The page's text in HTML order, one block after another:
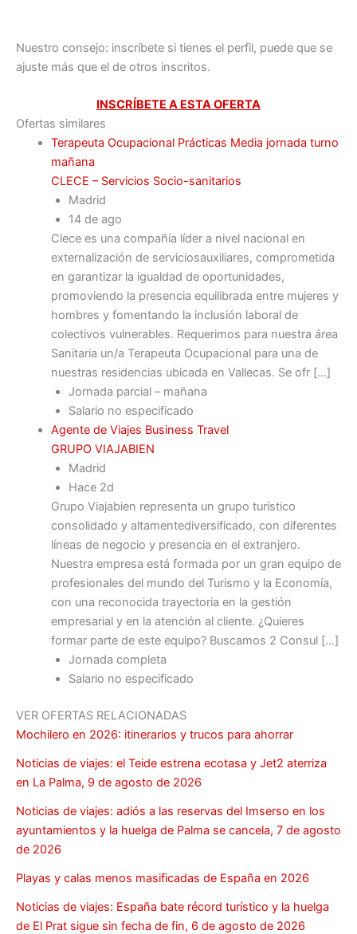
Nuestro consejo: inscríbete si tienes el perfil, puede que se
ajuste más que el de otros inscritos.
INSCRÍBETE A ESTA OFERTA
Ofertas similares
Terapeuta Ocupacional Prácticas Media jornada turno
mañana
CLECE – Servicios Socio-sanitarios
Madrid
14 de ago
Clece es una compañía líder a nivel nacional en
externalización de serviciosauxiliares, comprometida
en garantizar la igualdad de oportunidades,
promoviendo la presencia equilibrada entre mujeres y
hombres y fomentando la inclusión laboral de
colectivos vulnerables. Requerimos para nuestra área
Sanitaria un/a Terapeuta Ocupacional para una de
nuestras residencias ubicada en Vallecas. Se ofr […]
Jornada parcial – mañana
Salario no especificado
Agente de Viajes Business Travel
GRUPO VIAJABIEN
Madrid
Hace 2d
Grupo Viajabien representa un grupo turístico
consolidado y altamentediversificado, con diferentes
líneas de negocio y presencia en el extranjero.
Nuestra empresa está formada por un gran equipo de
profesionales del mundo del Turismo y la Economía,
con una reconocida trayectoria en la gestión
empresarial y en la atención al cliente. ¿Quieres
formar parte de este equipo? Buscamos 2 Consul […]
Jornada completa
Salario no especificado
VER OFERTAS RELACIONADAS
Mochilero en 2026: itinerarios y trucos para ahorrar
Noticias de viajes: el Teide estrena ecotasa y Jet2 aterriza
en La Palma, 9 de agosto de 2026
Noticias de viajes: adiós a las reservas del Imserso en los
ayuntamientos y la huelga de Palma se cancela, 7 de agosto
de 2026
Playas y calas menos masificadas de España en 2026
Noticias de viajes: España bate récord turístico y la huelga
de El Prat sigue sin fecha de fin, 6 de agosto de 2026